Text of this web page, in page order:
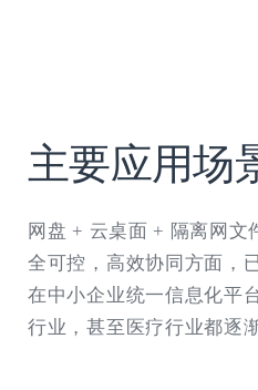
主要应用场
网盘 + 云桌面 + 隔离网文
全可控，高效协同方面，
在中小企业统一信息化平
行业，甚至医疗行业都逐